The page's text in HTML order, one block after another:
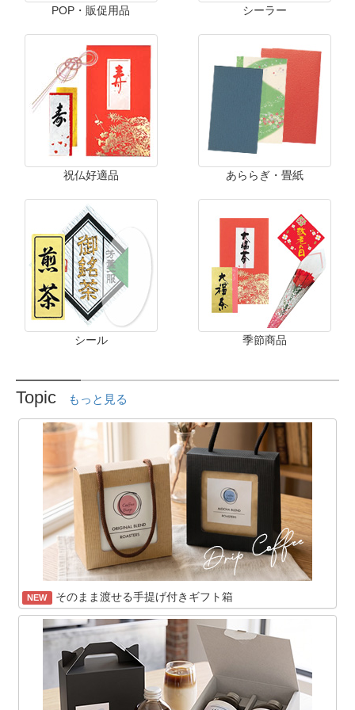
POP・販促用品 シーラー
祝仏好適品 あららぎ・畳紙
シール 季節商品
Topic もっと見る
NEW そのまま渡せる手提げ付きギフト箱